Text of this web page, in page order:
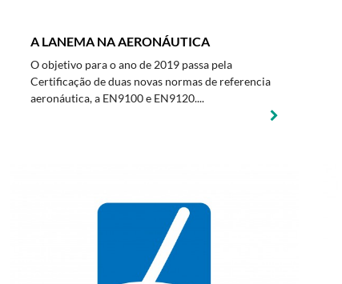
A LANEMA NA AERONÁUTICA
O objetivo para o ano de 2019 passa pela
Certificação de duas novas normas de referencia
aeronáutica, a EN9100 e EN9120....